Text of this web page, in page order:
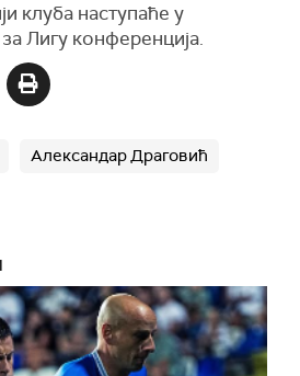
клуба наступаће у
Лигу конференција.
Александар Драговић